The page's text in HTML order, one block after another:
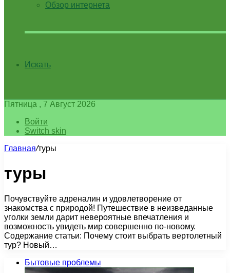
Обзор интернета
Искать
Пятница , 7 Август 2026
Войти
Switch skin
Главная/туры
туры
Почувствуйте адреналин и удовлетворение от
знакомства с природой! Путешествие в неизведанные
уголки земли дарит невероятные впечатления и
возможность увидеть мир совершенно по-новому.
Содержание статьи: Почему стоит выбрать вертолетный
тур? Новый…
Бытовые проблемы